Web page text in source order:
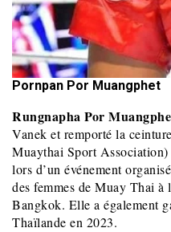
Pornpan Por Muangphet
Rungnapha Por
Vanek et remporté la
Muaythai Sport
lors d’un événement
des femmes de Muay Thai
Bangkok. Elle a également
Thaïlande en 2023.